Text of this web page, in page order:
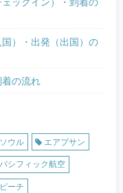
）・出発（出国）の
の流れ
ウル エアプサン
シフィック航空
ピーチ